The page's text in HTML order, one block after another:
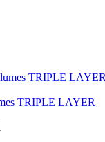
TRIPLE LAYER